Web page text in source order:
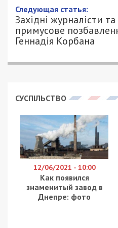
Следующая статья:
Західні журналісти
примусове
Геннадія Корбана
СУСПІЛЬСТВО
12/06/2021 - 10:00
Как появился
знаменитый завод в
Днепре: фото